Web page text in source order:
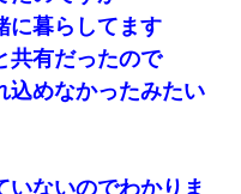
に暮らしてます
共有だったので
込めなかったみたい
いないのでわかりま